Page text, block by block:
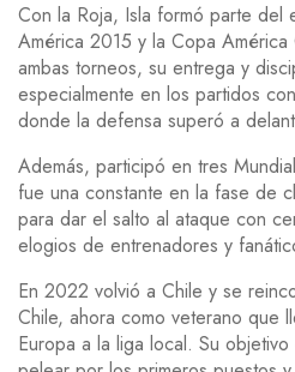
Con la Roja, Isla formó parte del
América 2015 y la Copa
ambas torneos, su entrega y
especialmente en los partidos
donde la defensa superó a
Además, participó en tres
fue una constante en la fase de
para dar el salto al ataque con
elogios de entrenadores y
En 2022 volvió a Chile y se
Chile, ahora como veterano que
Europa a la liga local. Su